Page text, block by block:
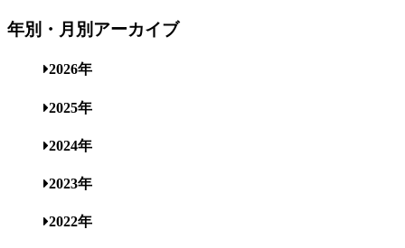
年別・月別アーカイブ
2026年
2025年
2024年
2023年
2022年